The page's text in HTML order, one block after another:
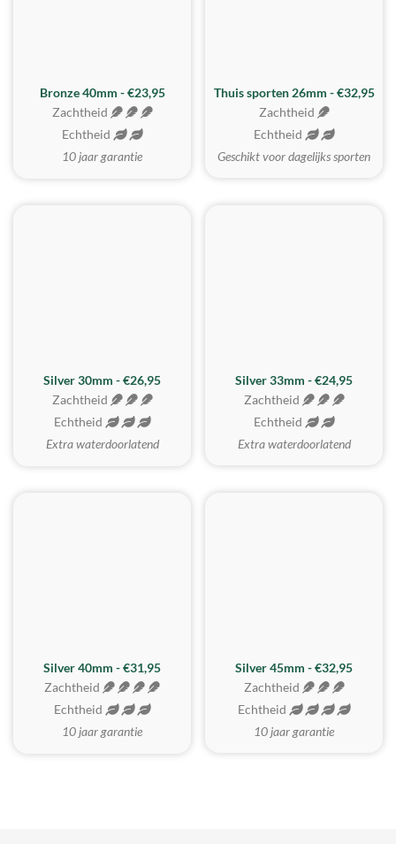
Bronze 40mm - €23,95
Zachtheid
Echtheid
10 jaar garantie
Thuis sporten 26mm - €32,95
Zachtheid
Echtheid
Geschikt voor dagelijks sporten
Silver 30mm - €26,95
Zachtheid
Echtheid
Extra waterdoorlatend
Silver 33mm - €24,95
Zachtheid
Echtheid
Extra waterdoorlatend
Silver 40mm - €31,95
Zachtheid
Echtheid
10 jaar garantie
MEEST GEKOZEN
Silver 45mm - €32,95
Zachtheid
Echtheid
10 jaar garantie